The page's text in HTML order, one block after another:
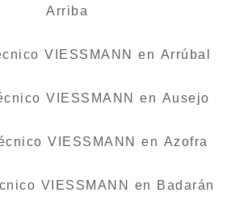
Arriba
VIESSMANN en Arrúbal
VIESSMANN en Ausejo
VIESSMANN en Azofra
VIESSMANN en Badarán